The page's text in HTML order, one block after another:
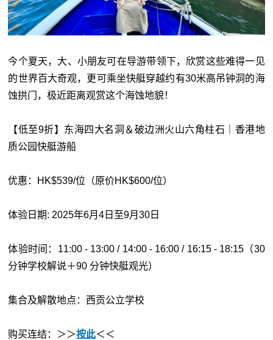
今个夏天，大、小朋友可在导游带领下，欣赏这些难得一见
的世界百大奇观，更可乘坐快艇穿越约有30米高吊钟洞的海
蚀拱门，极近距离观赏这个海蚀地貌！
【低至9折】东海四大名洞＆破边洲火山六角柱石｜香港地
质公园快艇游船
优惠：HK$539/位（原价HK$600/位）
体验日期: 2025年6月4日至9月30日
体验时间：11:00 - 13:00 / 14:00 - 16:00 / 16:15 - 18:15（30
分钟学校解说＋90 分钟快艇观光）
集合及解散地点：西贡公立学校
购买连结：＞＞按此＜＜